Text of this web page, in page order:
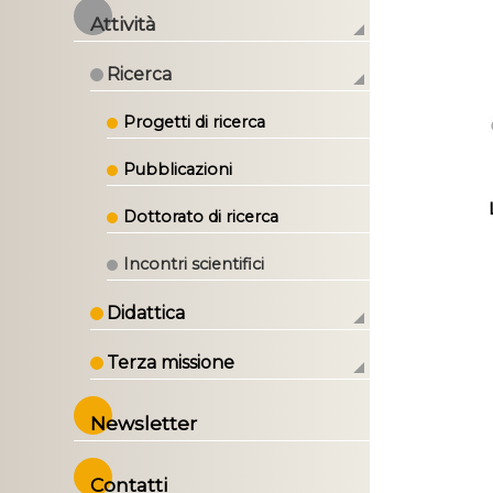
Attività
Ricerca
Progetti di ricerca
Pubblicazioni
Dottorato di ricerca
Incontri scientifici
Didattica
Terza missione
Newsletter
Contatti